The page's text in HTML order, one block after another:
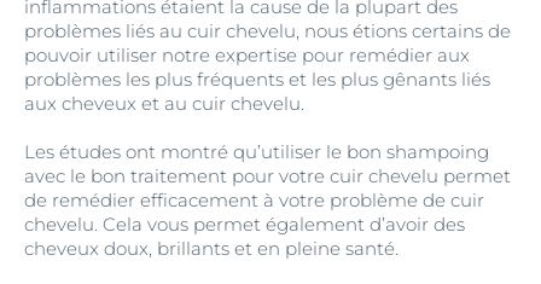
inflammations étaient la cause de la plupart des
problèmes liés au cuir chevelu, nous étions certains de
pouvoir utiliser notre expertise pour remédier aux
problèmes les plus fréquents et les plus gênants liés
aux cheveux et au cuir chevelu.
Les études ont montré qu’utiliser le bon shampoing
avec le bon traitement pour votre cuir chevelu permet
de remédier efficacement à votre problème de cuir
chevelu. Cela vous permet également d’avoir des
cheveux doux, brillants et en pleine santé.